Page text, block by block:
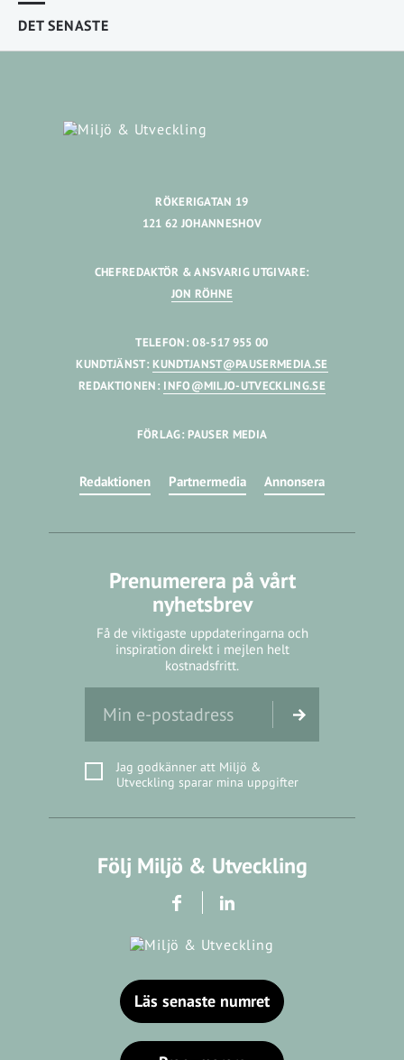
DET SENASTE
RÖKERIGATAN 19
121 62 JOHANNESHOV
CHEFREDAKTÖR & ANSVARIG UTGIVARE:
JON RÖHNE
TELEFON: 08-517 955 00
KUNDTJÄNST: KUNDTJANST@PAUSERMEDIA.SE
REDAKTIONEN: INFO@MILJO-UTVECKLING.SE
FÖRLAG: PAUSER MEDIA
Redaktionen Partnermedia Annonsera
Prenumerera på vårt
nyhetsbrev
Få de viktigaste uppdateringarna och
inspiration direkt i mejlen helt
kostnadsfritt.
Jag godkänner att Miljö &
Utveckling sparar mina uppgifter
Följ Miljö & Utveckling
Läs senaste numret